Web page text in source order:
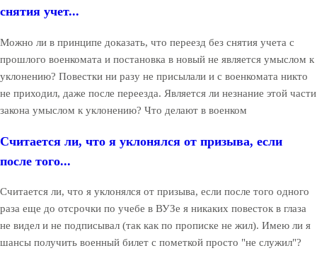
снятия учет...
Можно ли в принципе доказать, что переезд без снятия учета с
прошлого военкомата и постановка в новый не является умыслом к
уклонению? Повестки ни разу не присылали и с военкомата никто
не приходил, даже после переезда. Является ли незнание этой части
закона умыслом к уклонению? Что делают в военком
Считается ли, что я уклонялся от призыва, если
после того...
Считается ли, что я уклонялся от призыва, если после того одного
раза еще до отсрочки по учебе в ВУЗе я никаких повесток в глаза
не видел и не подписывал (так как по прописке не жил). Имею ли я
шансы получить военный билет с пометкой просто "не служил"?